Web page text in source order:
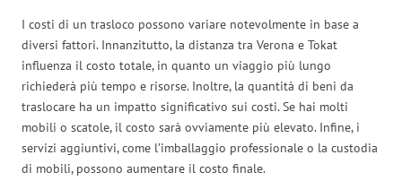
I costi di un trasloco possono variare notevolmente in base a
diversi fattori. Innanzitutto, la distanza tra Verona e Tokat
influenza il costo totale, in quanto un viaggio più lungo
richiederà più tempo e risorse. Inoltre, la quantità di beni da
traslocare ha un impatto significativo sui costi. Se hai molti
mobili o scatole, il costo sarà ovviamente più elevato. Infine, i
servizi aggiuntivi, come l’imballaggio professionale o la custodia
di mobili, possono aumentare il costo finale.